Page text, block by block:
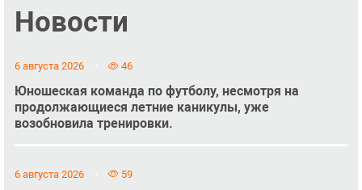
Новости
6 августа 2026 46
Юношеская команда по футболу, несмотря на
продолжающиеся летние каникулы, уже
возобновила тренировки.
6 августа 2026 59